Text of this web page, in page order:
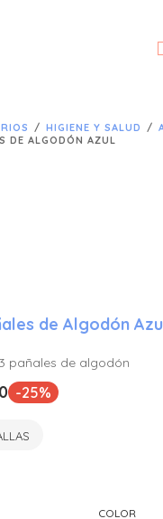
/ HIGIENE Y SALUD /
DE ALGODÓN AZUL
de Algodón
pañales de algodón
El
actual
-25%
COLOR